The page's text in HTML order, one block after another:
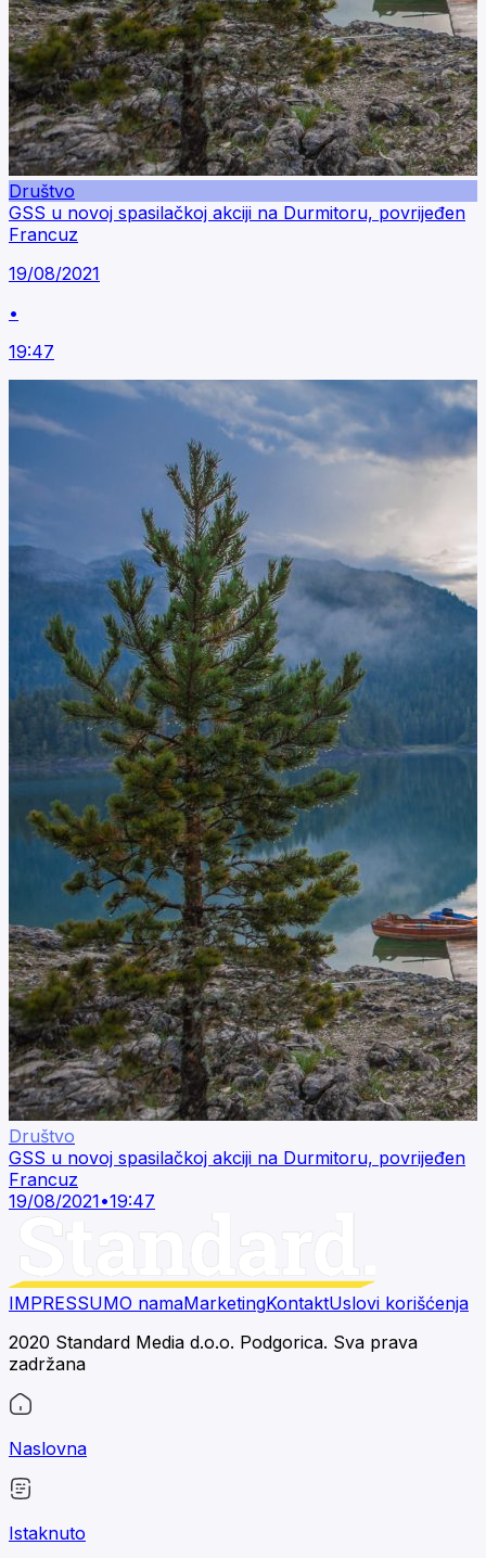
Društvo
GSS u novoj spasilačkoj akciji na Durmitoru, povrijeđen
Francuz
19/08/2021
•
19:47
Društvo
GSS u novoj spasilačkoj akciji na Durmitoru, povrijeđen
Francuz
19/08/2021•19:47
IMPRESSUMO namaMarketingKontaktUslovi korišćenja
2020 Standard Media d.o.o. Podgorica. Sva prava
zadržana
Naslovna
Istaknuto